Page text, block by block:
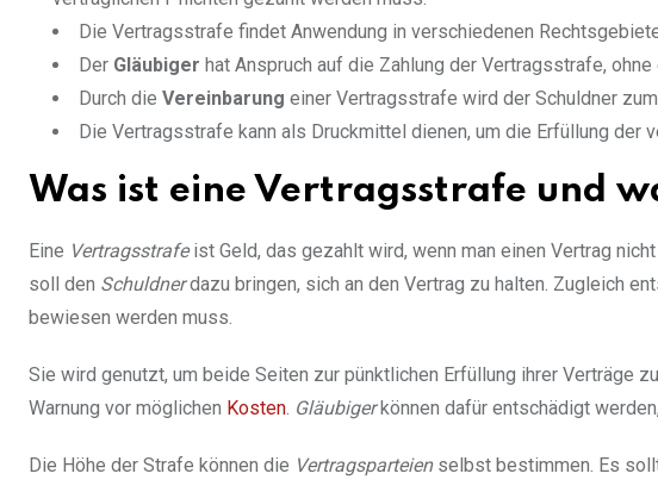
Die Vertragsstrafe findet Anwendung in verschiedenen
Der Gläubiger hat Anspruch auf die Zahlung der Vertragsstrafe,
Durch die Vereinbarung einer Vertragsstrafe wird der Schuldner
Die Vertragsstrafe kann als Druckmittel dienen, um die Erfüllung der
Was ist eine Vertragsstrafe und
Eine Vertragsstrafeist Geld, das gezahlt wird, wenn man einen Vertrag
soll den Schuldnerdazu bringen, sich an den Vertrag zu halten. Zugleich
bewiesen werden muss.
Sie wird genutzt, um beide Seiten zur pünktlichen Erfüllung ihrer Verträge
Warnung vor möglichen Kosten. Gläubigerkönnen dafür entschädigt
Die Höhe der Strafe können die Vertragsparteienselbst bestimmen. Es